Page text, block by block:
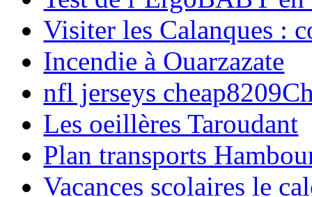
Visiter les Calanques :
Incendie à Ouarzazate
nfl jerseys
Les oeillères Taroudant
Plan transports
Vacances scolaires le